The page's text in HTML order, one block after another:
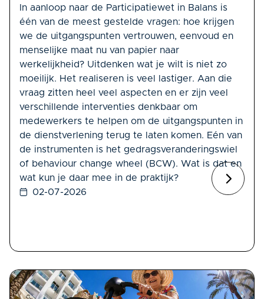
In aanloop naar de Participatiewet in Balans is
één van de meest gestelde vragen: hoe krijgen
we de uitgangspunten vertrouwen, eenvoud en
menselijke maat nu van papier naar
werkelijkheid? Uitdenken wat je wilt is niet zo
moeilijk. Het realiseren is veel lastiger. Aan die
vraag zitten heel veel aspecten en er zijn veel
verschillende interventies denkbaar om
medewerkers te helpen om de uitgangspunten in
de dienstverlening terug te laten komen. Eén van
de instrumenten is het gedragsveranderingswiel
of behaviour change wheel (BCW). Wat is dat en
wat kun je daar mee in de praktijk?
02-07-2026